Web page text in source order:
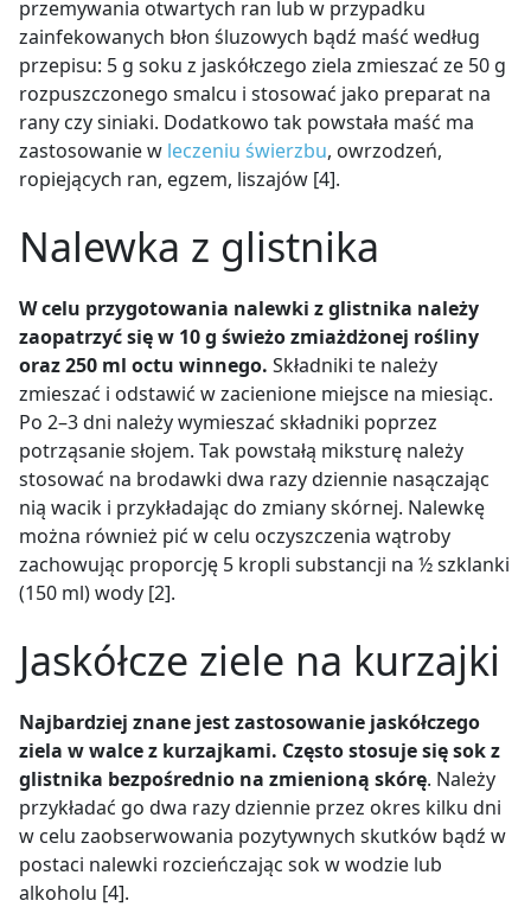
przemywania otwartych ran lub w przypadku
zainfekowanych błon śluzowych bądź maść według
przepisu: 5 g soku z jaskółczego ziela zmieszać ze 50 g
rozpuszczonego smalcu i stosować jako preparat na
rany czy siniaki. Dodatkowo tak powstała maść ma
zastosowanie w leczeniu świerzbu, owrzodzeń,
ropiejących ran, egzem, liszajów [4].
Nalewka z glistnika
W celu przygotowania nalewki z glistnika należy
zaopatrzyć się w 10 g świeżo zmiażdżonej rośliny
oraz 250 ml octu winnego. Składniki te należy
zmieszać i odstawić w zacienione miejsce na miesiąc.
Po 2–3 dni należy wymieszać składniki poprzez
potrząsanie słojem. Tak powstałą miksturę należy
stosować na brodawki dwa razy dziennie nasączając
nią wacik i przykładając do zmiany skórnej. Nalewkę
można również pić w celu oczyszczenia wątroby
zachowując proporcję 5 kropli substancji na ½ szklanki
(150 ml) wody [2].
Jaskółcze ziele na kurzajki
Najbardziej znane jest zastosowanie jaskółczego
ziela w walce z kurzajkami. Często stosuje się sok z
glistnika bezpośrednio na zmienioną skórę. Należy
przykładać go dwa razy dziennie przez okres kilku dni
w celu zaobserwowania pozytywnych skutków bądź w
postaci nalewki rozcieńczając sok w wodzie lub
alkoholu [4].